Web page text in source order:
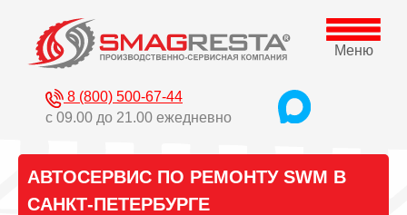
Меню
8 (800) 500-67-44
с 09.00 до 21.00 ежедневно
АВТОСЕРВИС ПО РЕМОНТУ SWM В
САНКТ-ПЕТЕРБУРГЕ